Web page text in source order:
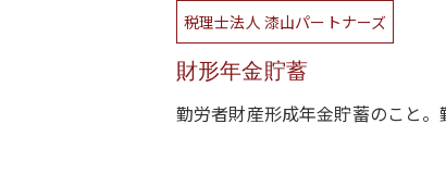
税理士法人 漆山パートナーズ
財形年金貯蓄
勤労者財産形成年金貯蓄のこと